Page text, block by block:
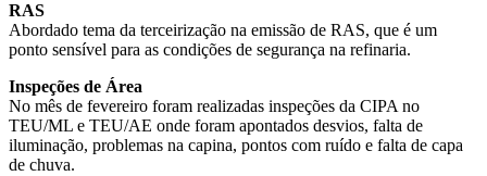
RAS
Abordado tema da terceirização na emissão de RAS, que é um
ponto sensível para as condições de segurança na refinaria.
Inspeções de Área
No mês de fevereiro foram realizadas inspeções da CIPA no
TEU/ML e TEU/AE onde foram apontados desvios, falta de
iluminação, problemas na capina, pontos com ruído e falta de capa
de chuva.